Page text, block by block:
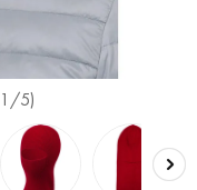
1 /5)